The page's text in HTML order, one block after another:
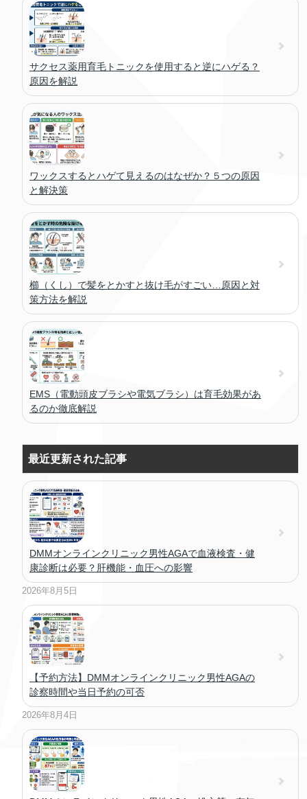
サクセス薬用育毛トニックを使用すると逆にハゲる？
原因を解説
ワックスするとハゲて見えるのはなぜか？５つの原因
と解決策
櫛（くし）で髪をとかすと抜け毛がすごい…原因と対
策方法を解説
EMS（電動頭皮ブラシや電気ブラシ）は育毛効果があ
るのか徹底解説
最近更新された記事
DMMオンラインクリニック男性AGAで血液検査・健
康診断は必要？肝機能・血圧への影響
2026年8月5日
【予約方法】DMMオンラインクリニック男性AGAの
診察時間や当日予約の可否
2026年8月4日